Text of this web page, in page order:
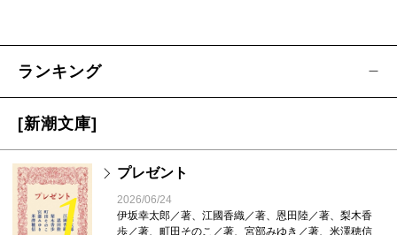
ランキング
[新潮文庫]
プレゼント
2026/06/24
伊坂幸太郎／著、江國香織／著、恩田陸／著、梨木香
歩／著、町田そのこ／著、宮部みゆき／著、米澤穂信